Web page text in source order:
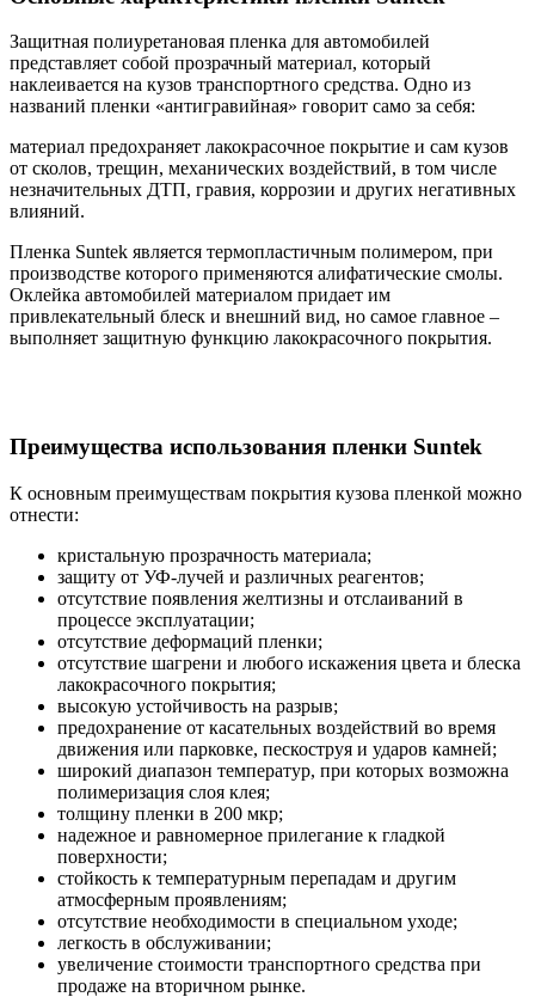
Защитная полиуретановая пленка для автомобилей
представляет собой прозрачный материал, который
наклеивается на кузов транспортного средства. Одно из
названий пленки «антигравийная» говорит само за себя:
материал предохраняет лакокрасочное покрытие и сам кузов
от сколов, трещин, механических воздействий, в том числе
незначительных ДТП, гравия, коррозии и других негативных
влияний.
Пленка Suntek является термопластичным полимером, при
производстве которого применяются алифатические смолы.
Оклейка автомобилей материалом придает им
привлекательный блеск и внешний вид, но самое главное –
выполняет защитную функцию лакокрасочного покрытия.
Преимущества использования пленки Suntek
К основным преимуществам покрытия кузова пленкой можно
отнести:
кристальную прозрачность материала;
защиту от УФ-лучей и различных реагентов;
отсутствие появления желтизны и отслаиваний в
процессе эксплуатации;
отсутствие деформаций пленки;
отсутствие шагрени и любого искажения цвета и блеска
лакокрасочного покрытия;
высокую устойчивость на разрыв;
предохранение от касательных воздействий во время
движения или парковке, пескоструя и ударов камней;
широкий диапазон температур, при которых возможна
полимеризация слоя клея;
толщину пленки в 200 мкр;
надежное и равномерное прилегание к гладкой
поверхности;
стойкость к температурным перепадам и другим
атмосферным проявлениям;
отсутствие необходимости в специальном уходе;
легкость в обслуживании;
увеличение стоимости транспортного средства при
продаже на вторичном рынке.